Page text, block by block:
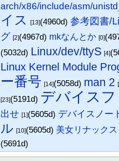
arch/x86/include/asm/
イス [13](4960d)参考図書/
グ [2](4967d) mkなんとか [0]
(5032d) Linux/dev/ttyS [4]
Linux Kernel Module
ー番号 [14](5058d) man 2
[23](5191d) デバイス
出せ [1](5605d) デバイスノー
ル [10](5605d) 美女リナックス
(5691d)